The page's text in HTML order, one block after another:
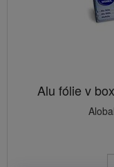
Alu fólie v